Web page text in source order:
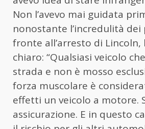
Non l’avevo mai guidata
nonostante l’incredulità
fronte all’arresto di Lincoln,
chiaro: “Qualsiasi veicolo
strada e non è mosso
forza muscolare è
effetti un veicolo a motore.
assicurazione. E in questo